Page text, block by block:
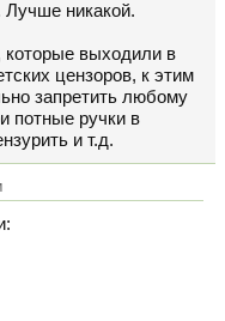
Лучше никакой.
которые выходили в
цензоров, к этим
запретить любому
потные ручки в
и т.д.